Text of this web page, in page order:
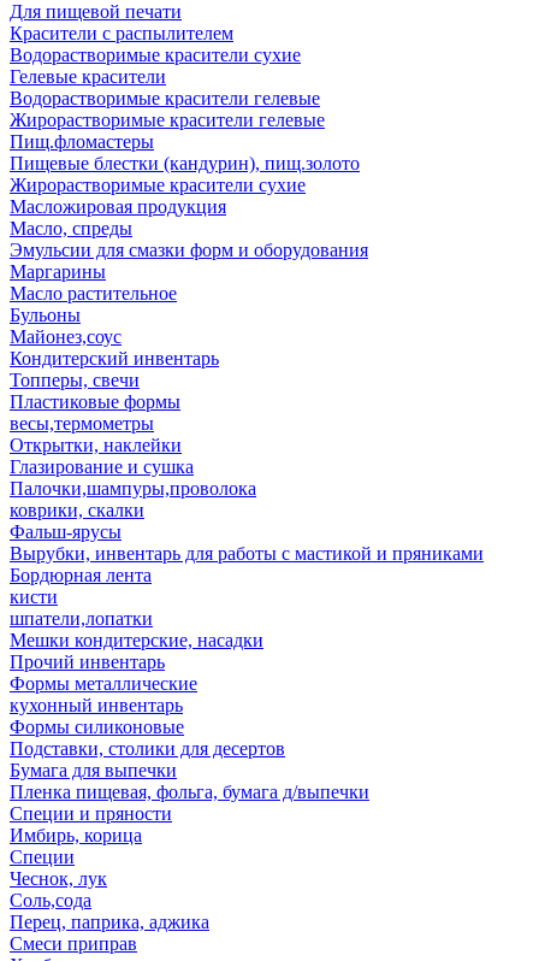
Для пищевой печати
Красители с распылителем
Водорастворимые красители сухие
Гелевые красители
Водорастворимые красители гелевые
Жирорастворимые красители гелевые
Пищ.фломастеры
Пищевые блестки (кандурин), пищ.золото
Жирорастворимые красители сухие
Масложировая продукция
Масло, спреды
Эмульсии для смазки форм и оборудования
Маргарины
Масло растительное
Бульоны
Майонез,соус
Кондитерский инвентарь
Топперы, свечи
Пластиковые формы
весы,термометры
Открытки, наклейки
Глазирование и сушка
Палочки,шампуры,проволока
коврики, скалки
Фальш-ярусы
Вырубки, инвентарь для работы с мастикой и пряниками
Бордюрная лента
кисти
шпатели,лопатки
Мешки кондитерские, насадки
Прочий инвентарь
Формы металлические
кухонный инвентарь
Формы силиконовые
Подставки, столики для десертов
Бумага для выпечки
Пленка пищевая, фольга, бумага д/выпечки
Специи и пряности
Имбирь, корица
Специи
Чеснок, лук
Соль,сода
Перец, паприка, аджика
Смеси приправ